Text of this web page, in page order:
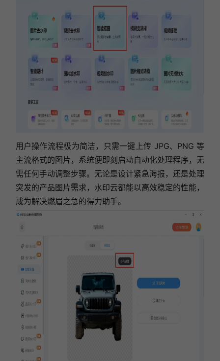
用户操作流程极为简洁，只需一键上传 JPG、PNG 等
主流格式的图片，系统便即刻启动自动化处理程序，无
需任何手动调整步骤。无论是设计紧急海报，还是处理
突发的产品图片需求，水印云都能以高效稳定的性能，
成为解决燃眉之急的得力助手。